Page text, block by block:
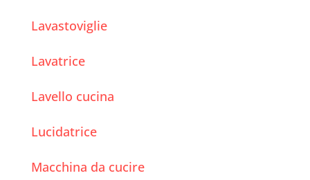
Lavastoviglie
Lavatrice
Lavello cucina
Lucidatrice
Macchina da cucire